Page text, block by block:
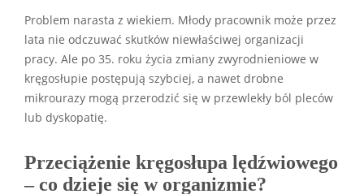
Problem narasta z wiekiem. Młody pracownik może przez
lata nie odczuwać skutków niewłaściwej organizacji
pracy. Ale po 35. roku życia zmiany zwyrodnieniowe w
kręgosłupie postępują szybciej, a nawet drobne
mikrourazy mogą przerodzić się w przewlekły ból pleców
lub dyskopatię.
Przeciążenie kręgosłupa lędźwiowego
– co dzieje się w organizmie?